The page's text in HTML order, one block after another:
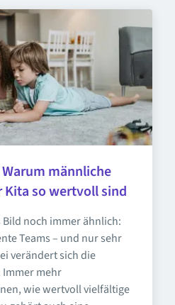
männliche
Kita so wertvoll sind
Bild noch immer ähnlich:
Teams – und nur sehr
verändert sich die
Immer mehr
wie wertvoll vielfältige